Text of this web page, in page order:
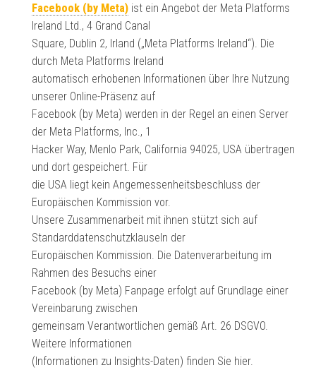
Facebook (by Meta) ist ein Angebot der Meta Platforms
Ireland Ltd., 4 Grand Canal
Square, Dublin 2, Irland („Meta Platforms Ireland“). Die
durch Meta Platforms Ireland
automatisch erhobenen Informationen über Ihre Nutzung
unserer Online-Präsenz auf
Facebook (by Meta) werden in der Regel an einen Server
der Meta Platforms, Inc., 1
Hacker Way, Menlo Park, California 94025, USA übertragen
und dort gespeichert. Für
die USA liegt kein Angemessenheitsbeschluss der
Europäischen Kommission vor.
Unsere Zusammenarbeit mit ihnen stützt sich auf
Standarddatenschutzklauseln der
Europäischen Kommission. Die Datenverarbeitung im
Rahmen des Besuchs einer
Facebook (by Meta) Fanpage erfolgt auf Grundlage einer
Vereinbarung zwischen
gemeinsam Verantwortlichen gemäß Art. 26 DSGVO.
Weitere Informationen
(Informationen zu Insights-Daten) finden Sie hier.